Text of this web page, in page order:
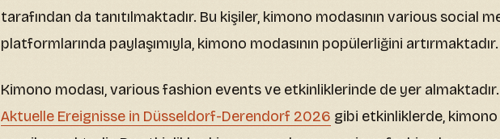
tarafından da tanıtılmaktadır. Bu kişiler, kimono modasının various social
platformlarında paylaşımıyla, kimono modasının popülerliğini artırmaktadır.
Kimono modası, various fashion events ve etkinliklerinde de yer
Aktuelle Ereignisse in Düsseldorf-Derendorf 2026 gibi etkinliklerde, kimono